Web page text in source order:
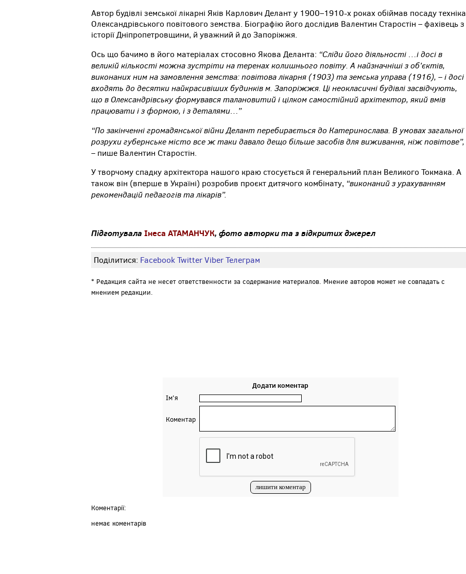
Автор будівлі земської лікарні Яків Карлович Делант у 1900–1910-х роках обіймав посаду техніка
Олександрівського повітового земства. Біографію його дослідив Валентин Старостін – фахівець з
історії Дніпропетровщини, й уважний й до Запоріжжя.
Ось що бачимо в його матеріалах стосовно Якова Деланта: “Сліди його діяльності …і досі в
великій кількості можна зустріти на теренах колишнього повіту. А найзначніші з об’єктів,
виконаних ним на замовлення земства: повітова лікарня (1903) та земська управа (1916), – і досі
входять до десятки найкрасивіших будинків м. Запоріжжя. Ці неокласичні будівлі засвідчують,
що в Олександрівську формувався талановитий і цілком самостійний архітектор, який вмів
працювати і з формою, і з деталями…”
“По закінченні громадянської війни Делант перебирається до Катеринослава. В умовах загальної
розрухи губернське місто все ж таки давало дещо більше засобів для виживання, ніж повітове”,
– пише Валентин Старостін.
У творчому спадку архітектора нашого краю стосується й генеральний план Великого Токмака. А
також він (вперше в Україні) розробив проєкт дитячого комбінату, “виконаний з урахуванням
рекомендацій педагогів та лікарів”.
Підготувала Інеса АТАМАНЧУК, фото авторки та з відкритих джерел
Поділитися: FacebookTwitterViberТелеграм
* Редакция сайта не несет ответственности за содержание материалов. Мнение авторов может не совпадать с
мнением редакции.
Додати коментар
Ім'я
Коментар
Коментарії:
немає коментарів